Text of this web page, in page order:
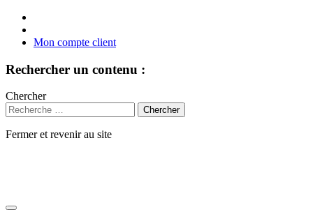
Mon compte client
Rechercher un contenu :
Chercher
Fermer et revenir au site